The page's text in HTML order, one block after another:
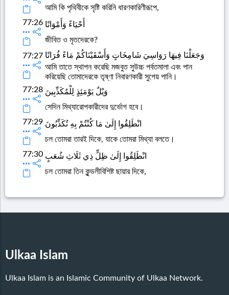
আমি কি পৃথিবীকে সৃষ্টি করিনি ধারণকারিণীরূপে,
77:26 أَحْيَاءً وَأَمْوَاتًا
জীবিত ও মৃতদেরকে?
77:27 وَجَعَلْنَا فِيهَا رَوَاسِيَ شَامِخَاتٍ وَأَسْقَيْنَاكُمْ مَاءً فُرَاتًا
আমি তাতে স্থাপন করেছি মজবুত সুউচ্চ পর্বতমালা এবং পান
করিয়েছি তোমাদেরকে তৃষ্ণা নিবারণকারী সুপেয় পানি।
77:28 وَيْلٌ يَوْمَئِذٍ لِلْمُكَذِّبِينَ
সেদিন মিথ্যারোপকারীদের দুর্ভোগ হবে।
77:29 انْطَلِقُوا إِلَىٰ مَا كُنْتُمْ بِهِ تُكَذِّبُونَ
চল তোমরা তারই দিকে, যাকে তোমরা মিথ্যা বলতে।
77:30 انْطَلِقُوا إِلَىٰ ظِلٍّ ذِي ثَلَاثِ شُعَبٍ
চল তোমরা তিন কুন্ডলীবিশিষ্ট ছায়ার দিকে,
Ulkaa Islam
Ulkaa Islam is an Islamic Community of Ulkaa Network.